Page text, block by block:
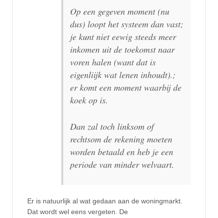
Op een gegeven moment (nu
dus) loopt het systeem dan vast;
je kunt niet eewig steeds meer
inkomen uit de toekomst naar
voren halen (want dat is
eigenliijk wat lenen inhoudt).;
er komt een moment waarbij de
koek op is.
Dan zal toch linksom of
rechtsom de rekening moeten
worden betaald en heb je een
periode van minder welvaart.
Er is natuurlijk al wat gedaan aan de woningmarkt.
Dat wordt wel eens vergeten. De